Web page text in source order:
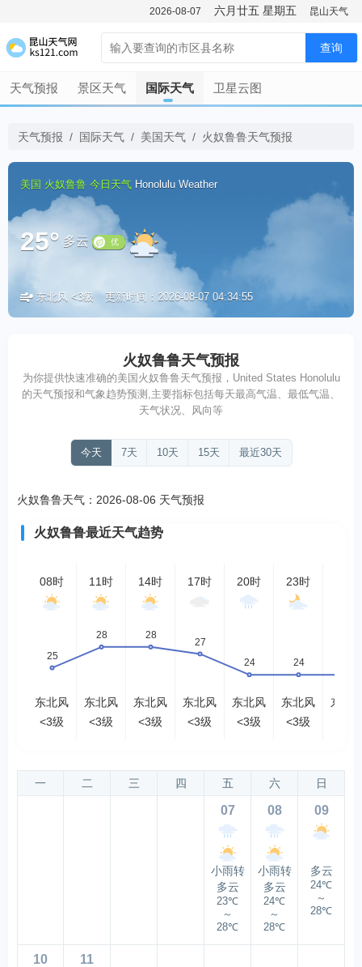
2026-08-07 六月廿五 星期五 昆山天气
查询
天气预报 景区天气 国际天气 卫星云图
天气预报 / 国际天气 / 美国天气 / 火奴鲁鲁天气预报
美国 火奴鲁鲁 今日天气 Honolulu Weather
25° 多云
东北风 <3级 更新时间：2026-08-07 04:34:55
火奴鲁鲁天气预报
为你提供快速准确的美国火奴鲁鲁天气预报，United States Honolulu
的天气预报和气象趋势预测,主要指标包括每天最高气温、最低气温、
天气状况、风向等
今天 7天 10天 15天 最近30天
火奴鲁鲁天气：2026-08-06 天气预报
火奴鲁鲁最近天气趋势
08时
东北风
<3级
11时
东北风
<3级
14时
东北风
<3级
17时
东北风
<3级
20时
东北风
<3级
23时
东北风
<3级
东北
一 二 三 四 五 六 日
07
小雨转
多云
23℃
～
28℃
08
小雨转
多云
24℃
～
28℃
09
多云
24℃
～
28℃
10 11